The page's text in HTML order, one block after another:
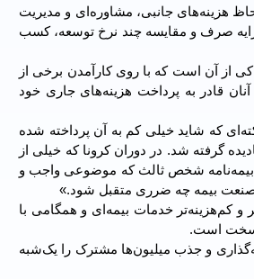
هزینه‌های جانبی، مشاوره‌ای و مدیریت
صرف و مقایسه چند نرخ توسعه، کسب
غیررسمی‌حاکی از آن است که با روی کارآمدن برخی از
قادر به پرداخت هزینه‌های جاری خود
که شاید خیلی کم به آن پرداخته شده
گرفته شد. در دوران کرونا که خیلی از
بیمه‌نامه شخص ثالث که موضوعی واجب و
صنعت بیمه چه ضرری متقبل شود.»
و کم‌هزینه‌تر خدمات بیمه‌ای و همگامی ‌با
سخت است.
و جذب میلیون‌ها مشترک را یک‌شبه